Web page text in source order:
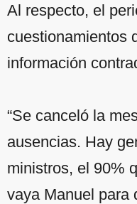
Al respecto, el
cuestionamientos
información
“Se canceló la
ausencias. Hay
ministros, el 90%
vaya Manuel para